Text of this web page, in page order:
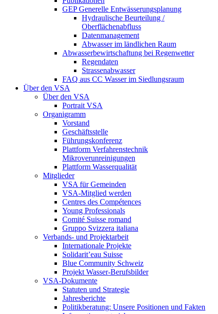
GEP Generelle Entwässerungsplanung
Hydraulische Beurteilung /
Oberflächenabfluss
Datenmanagement
Abwasser im ländlichen Raum
Abwasserbewirtschaftung bei Regenwetter
Regendaten
Strassenabwasser
FAQ aus CC Wasser im Siedlungsraum
Über den VSA
Über den VSA
Portrait VSA
Organigramm
Vorstand
Geschäftsstelle
Führungskonferenz
Plattform Verfahrenstechnik
Mikroverunreinigungen
Plattform Wasserqualität
Mitglieder
VSA für Gemeinden
VSA-Mitglied werden
Centres des Compétences
Young Professionals
Comité Suisse romand
Gruppo Svizzera italiana
Verbands- und Projektarbeit
Internationale Projekte
Solidarit’eau Suisse
Blue Community Schweiz
Projekt Wasser-Berufsbilder
VSA-Dokumente
Statuten und Strategie
Jahresberichte
Politikberatung: Unsere Positionen und Fakten